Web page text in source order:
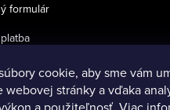
cookie, aby sme vám
webovej stránky a vďaka
formulár